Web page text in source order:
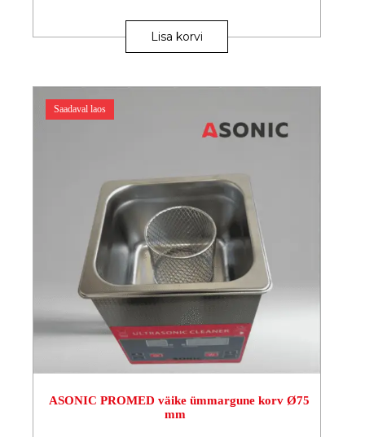
Lisa korvi
Saadaval laos
ASONIC PROMED väike ümmargune korv Ø75
mm